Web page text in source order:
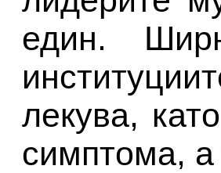
един.
лекува,
симптома, а